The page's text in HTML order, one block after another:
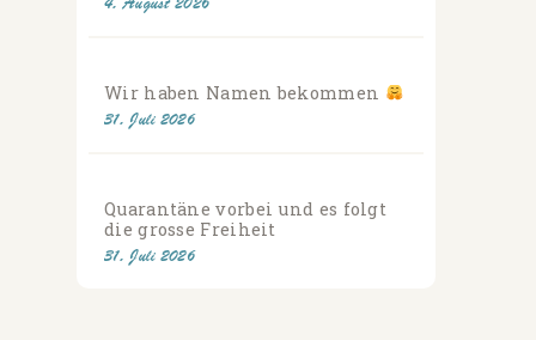
Wir haben Namen bekommen
31. Juli 2026
Quarantäne vorbei und es folgt
die grosse Freiheit
31. Juli 2026